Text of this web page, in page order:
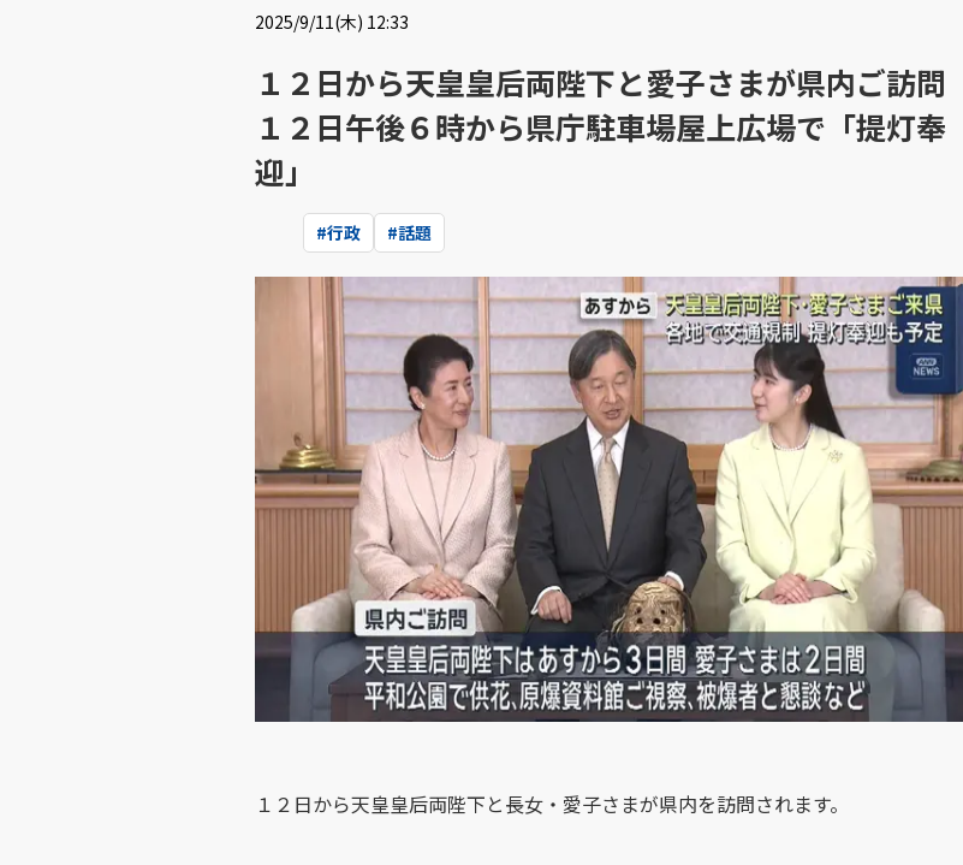
2025/9/11(木) 12:33
１２日から天皇皇后両陛下と愛子さまが県内ご訪問
１２日午後６時から県庁駐車場屋上広場で「提灯奉
迎」
#行政 #話題
１２日から天皇皇后両陛下と長女・愛子さまが県内を訪問されます。